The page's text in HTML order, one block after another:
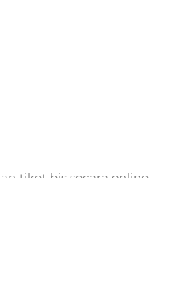
tiket bis secara online